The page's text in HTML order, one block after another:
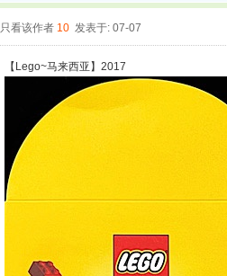
只看该作者 10 发表于: 07-07
【Lego~马来西亚】2017